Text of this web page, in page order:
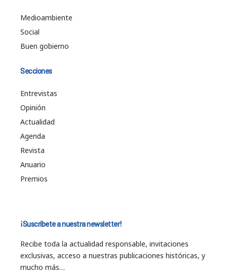
Medioambiente
Social
Buen gobierno
Secciones
Entrevistas
Opinión
Actualidad
Agenda
Revista
Anuario
Premios
¡Suscríbete a nuestra newsletter!
Recibe toda la actualidad responsable, invitaciones
exclusivas, acceso a nuestras publicaciones históricas, y
mucho más…